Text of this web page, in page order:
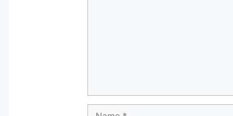
Name